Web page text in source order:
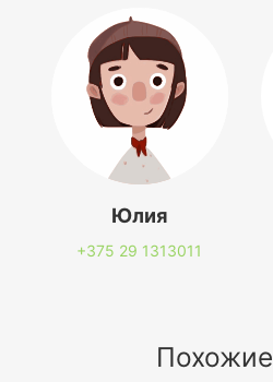
Юлия
+375 29 1313011